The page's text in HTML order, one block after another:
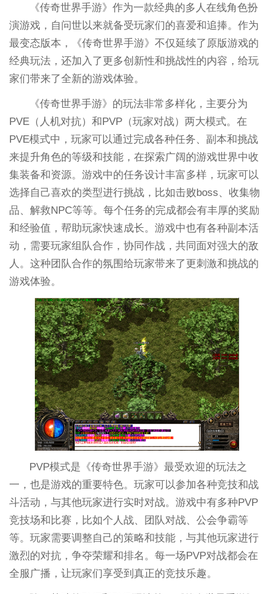
《传奇世界手游》作为一款经典的多人在线角色扮
演游戏，自问世以来就备受玩家们的喜爱和追捧。作为
最变态版本，《传奇世界手游》不仅延续了原版游戏的
经典玩法，还加入了更多创新性和挑战性的内容，给玩
家们带来了全新的游戏体验。
《传奇世界手游》的玩法非常多样化，主要分为
PVE（人机对抗）和PVP（玩家对战）两大模式。在
PVE模式中，玩家可以通过完成各种任务、副本和挑战
来提升角色的等级和技能，在探索广阔的游戏世界中收
集装备和资源。游戏中的任务设计丰富多样，玩家可以
选择自己喜欢的类型进行挑战，比如击败boss、收集物
品、解救NPC等等。每个任务的完成都会有丰厚的奖励
和经验值，帮助玩家快速成长。游戏中也有各种副本活
动，需要玩家组队合作，协同作战，共同面对强大的敌
人。这种团队合作的氛围给玩家带来了更刺激和挑战的
游戏体验。
PVP模式是《传奇世界手游》最受欢迎的玩法之
一，也是游戏的重要特色。玩家可以参加各种竞技和战
斗活动，与其他玩家进行实时对战。游戏中有多种PVP
竞技场和比赛，比如个人战、团队对战、公会争霸等
等。玩家需要调整自己的策略和技能，与其他玩家进行
激烈的对抗，争夺荣耀和排名。每一场PVP对战都会在
全服广播，让玩家们享受到真正的竞技乐趣。